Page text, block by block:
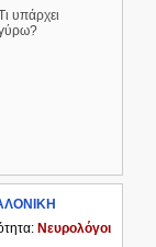
υπάρχει
Νευρολόγοι